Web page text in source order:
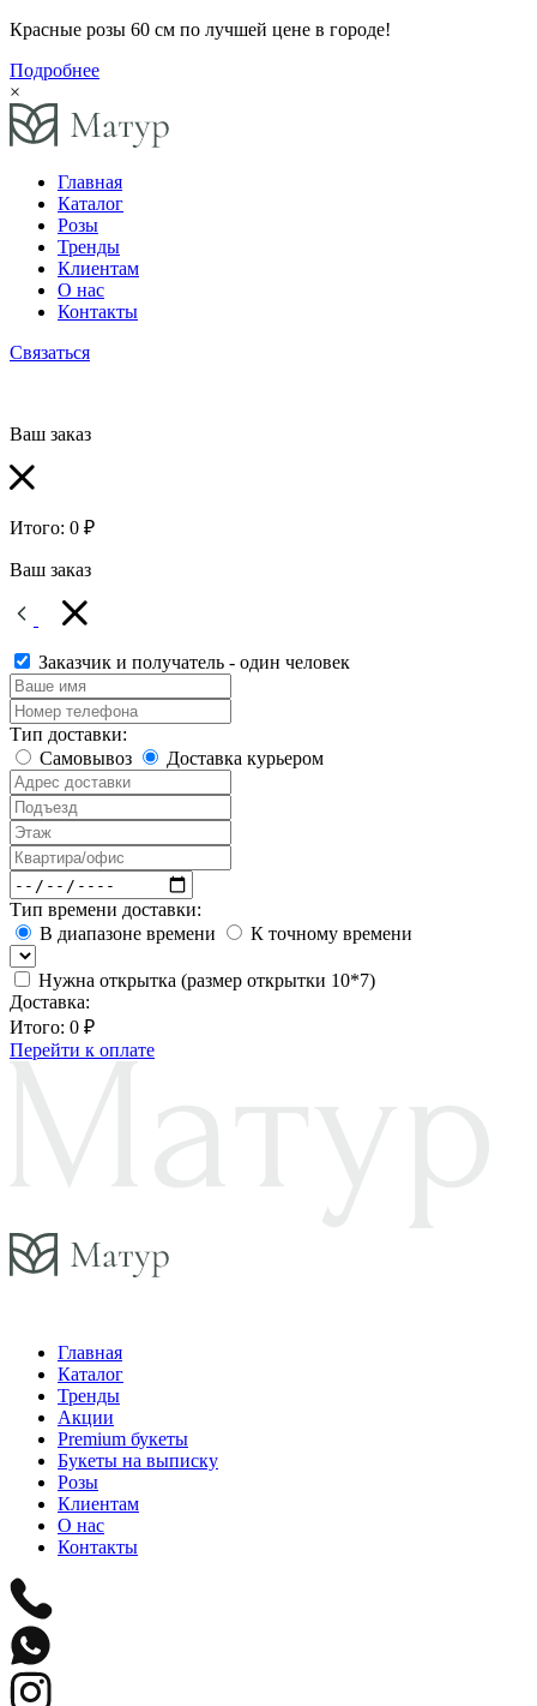
Красные розы 60 см по лучшей цене в городе!
Подробнее
×
Главная
Каталог
Розы
Тренды
Клиентам
О нас
Контакты
Связаться
Ваш заказ
Итого: 0 ₽
Ваш заказ
Заказчик и получатель - один человек
Тип доставки:
Самовывоз
Доставка курьером
Тип времени доставки:
В диапазоне времени
К точному времени
Нужна открытка (размер открытки 10*7)
Доставка:
Итого: 0 ₽
Перейти к оплате
Главная
Каталог
Тренды
Акции
Premium букеты
Букеты на выписку
Розы
Клиентам
О нас
Контакты